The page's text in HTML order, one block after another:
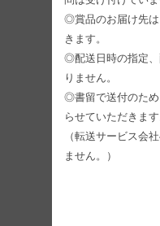
◎賞品のお届け先
きます。
◎配送日時の指定
りません。
◎書留で送付のた
らせていただきます
（転送サービス会
ません。）